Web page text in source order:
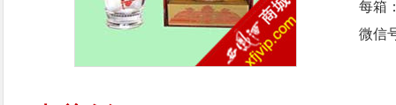
每箱
微信